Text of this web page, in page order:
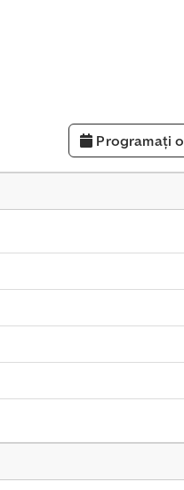
Programați